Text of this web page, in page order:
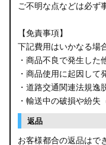
ご不明な点などは必ず
【免責事項】
下記費用はいかなる場
・商品不良で発生した
・商品使用に起因し
・道路交通関連法規逸
・輸送中の破損や紛失
返品
お客様都合の返品はで